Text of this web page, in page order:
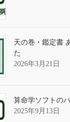
天の巻・鑑定書
た
2026年3月21日
算命学ソフトの
2025年9月13日